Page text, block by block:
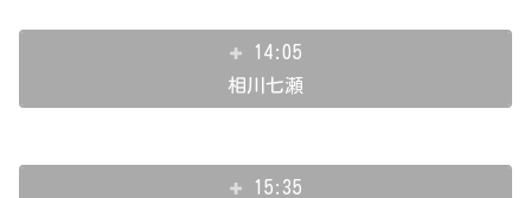
14:05
相川七瀬
15:35